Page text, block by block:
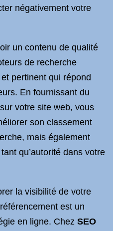
négativement votre
un contenu de qualité
de recherche
pertinent qui répond
En fournissant du
votre site web, vous
son classement
mais également
qu’autorité dans votre
la visibilité de votre
est un
en ligne. Chez SEO